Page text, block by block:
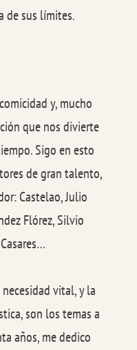
de sus límites.
y, mucho
que nos divierte
Sigo en esto
de gran talento,
Castelao, Julio
Flórez, Silvio
vital, y la
son los temas a
años, me dedico